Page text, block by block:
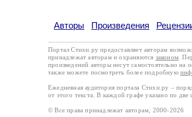
Авторы Произведения
Портал Стихи.ру предоставляет авторам
принадлежат авторам и охраняются законом .
произведений авторы несут самостоятельно на
также можете посмотреть более подробную
Ежедневная аудитория портала Стихи.ру –
от этого текста. В каждой графе указано по
© Все права принадлежат авторам, 2000-2026